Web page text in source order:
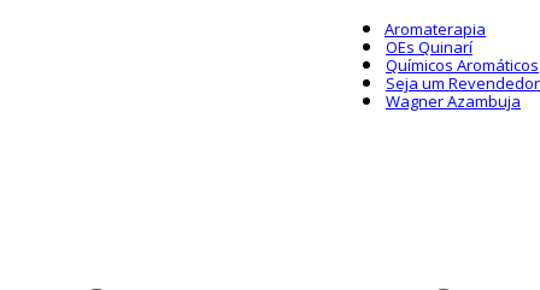
Aromaterapia
OEs Quinarí
Químicos Aromáticos
Seja um Revendedor
Wagner Azambuja